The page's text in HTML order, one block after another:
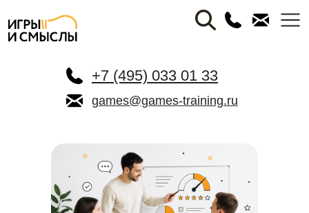
+7 (495) 033 01 33
games@games-training.ru